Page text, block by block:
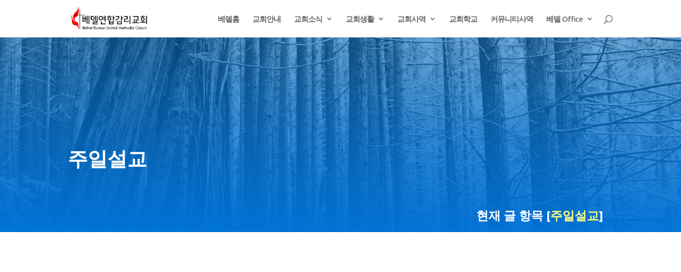
베델홈 교회안내 교회소식 교회생활 교회사역 교회학교 커뮤니티사역 베델 Office
주일설교
현재 글 항목 [주일설교]